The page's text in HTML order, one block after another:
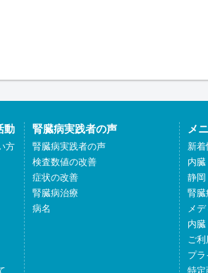
動
方
腎臓病実践者の声
腎臓病実践者の声
検査数値の改善
症状の改善
腎臓病治療
病名
メ
新着
内
静岡
腎臓
メ
内
ご
プ
特定